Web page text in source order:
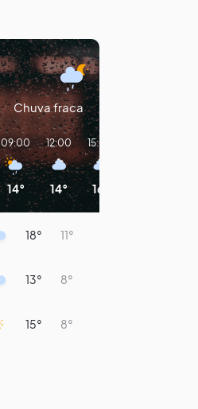
Chuva fraca
09:00
14°
12:00
14°
15:00
16°
18° 11°
13° 8°
15° 8°